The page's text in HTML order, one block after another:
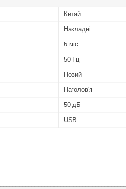
Китай
Накладні
6 міс
50 Гц
Новий
Наголов'я
50 дБ
USB